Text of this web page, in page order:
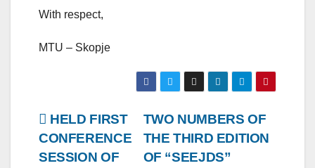
With respect,
MTU – Skopje
Post
navigation
TWO NUMBERS OF
THE THIRD EDITION
OF “SEEJDS”
HELD FIRST
CONFERENCE
SESSION OF